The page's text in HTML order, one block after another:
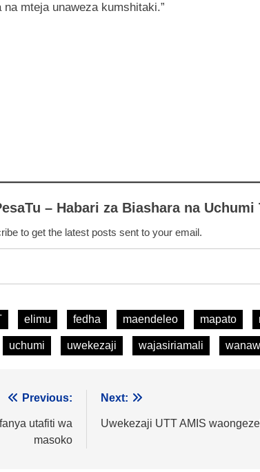
mteja unaweza kumshitaki.”
– Habari za Biashara na Uchumi
to get the latest posts sent to your email.
elimu fedha maendeleo mapato
uchumi uwekezaji wajasiriamali
Previous:
utafiti wa
masoko
Next:
Uwekezaji UTT AMIS